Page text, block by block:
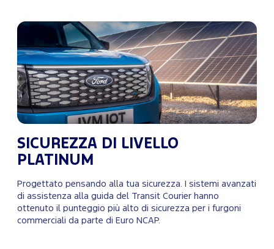
SICUREZZA DI LIVELLO
PLATINUM
Progettato pensando alla tua sicurezza. I sistemi avanzati
di assistenza alla guida del Transit Courier hanno
ottenuto il punteggio più alto di sicurezza per i furgoni
commerciali da parte di Euro NCAP.